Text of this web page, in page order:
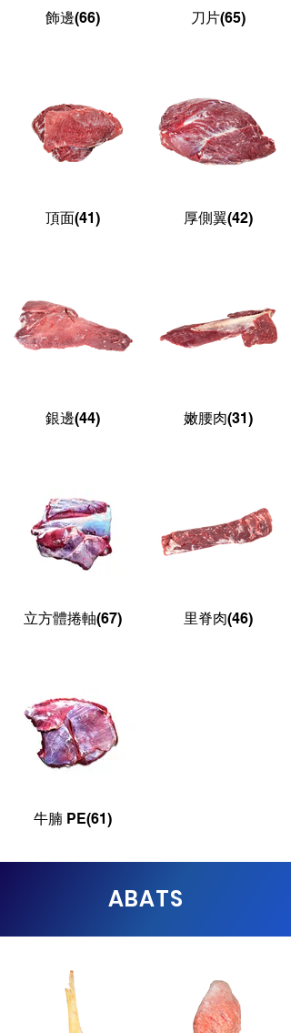
飾邊(66) 刀片(65)
頂面(41) 厚側翼(42)
銀邊(44) 嫩腰肉(31)
立方體捲軸(67) 里脊肉(46)
牛腩 PE(61)
ABATS